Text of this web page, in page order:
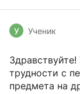
У Ученик
трудности с
предмета на